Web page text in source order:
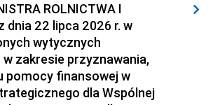
ROLNICTWA I
dnia 22 lipca 2026 r. w
wytycznych
zakresie przyznawania,
pomocy finansowej w
dla Wspólnej